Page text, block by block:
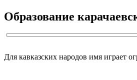
Образование
Для кавказских народов имя играет